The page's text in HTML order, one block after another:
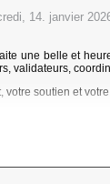
14. janvier
une belle et
validateurs,
votre soutien et